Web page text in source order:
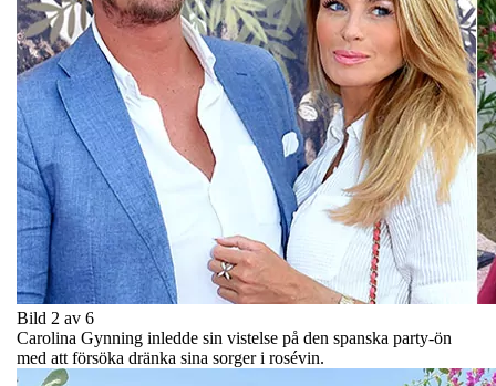
Bild 2 av 6
Carolina Gynning inledde sin vistelse på den spanska party-ön
med att försöka dränka sina sorger i rosévin.